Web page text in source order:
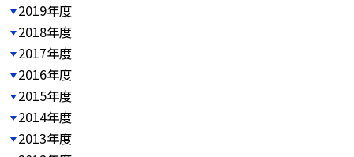
2019年度
2018年度
2017年度
2016年度
2015年度
2014年度
2013年度